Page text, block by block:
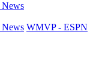
WMVP - ESPN